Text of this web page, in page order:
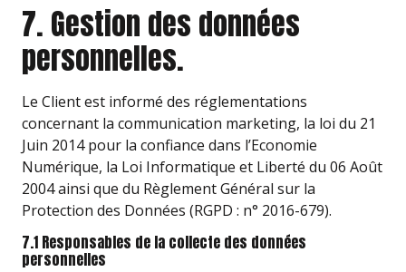
7. Gestion des données
personnelles.
Le Client est informé des réglementations
concernant la communication marketing, la loi du 21
Juin 2014 pour la confiance dans l’Economie
Numérique, la Loi Informatique et Liberté du 06 Août
2004 ainsi que du Règlement Général sur la
Protection des Données (RGPD : n° 2016-679).
7.1 Responsables de la collecte des données
personnelles